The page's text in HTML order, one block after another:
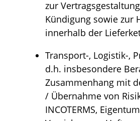
zur
Kündigung sowie zur
innerhalb der
Transport-, Logistik-,
d.h. insbesondere
Zusammenhang mit
/ Übernahme von
INCOTERMS,